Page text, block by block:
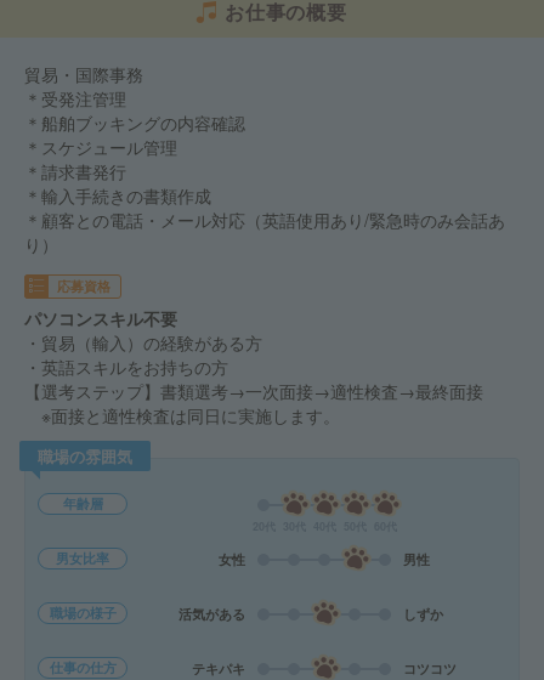
お仕事の概要
貿易・国際事務
＊受発注管理
＊船舶ブッキングの内容確認
＊スケジュール管理
＊請求書発行
＊輸入手続きの書類作成
＊顧客との電話・メール対応（英語使用あり/緊急時のみ会話あ
り）
応募資格
パソコンスキル不要
・貿易（輸入）の経験がある方
・英語スキルをお持ちの方
【選考ステップ】書類選考→一次面接→適性検査→最終面接
※面接と適性検査は同日に実施します。
職場の雰囲気
年齢層
男女比率 女性 男性
職場の様子 活気がある しずか
仕事の仕方 テキパキ コツコツ